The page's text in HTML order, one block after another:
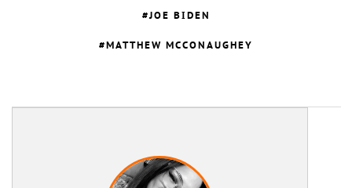
JOE BIDEN
MATTHEW MCCONAUGHEY